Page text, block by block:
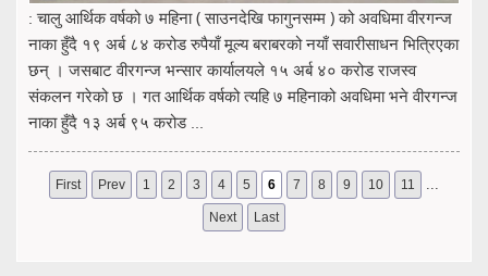
: चालु आर्थिक वर्षको ७ महिना ( साउनदेखि फागुनसम्म ) को अवधिमा वीरगन्ज
नाका हुँदै १९ अर्ब ८४ करोड रुपैयाँ मूल्य बराबरको नयाँ सवारीसाधन भित्रिएका
छन् । जसबाट वीरगन्ज भन्सार कार्यालयले १५ अर्ब ४० करोड राजस्व
संकलन गरेको छ । गत आर्थिक वर्षको त्यहि ७ महिनाको अवधिमा भने वीरगन्ज
नाका हुँदै १३ अर्ब ९५ करोड ...
First Prev 1 2 3 4 5 6 7 8 9 10 11 ...
Next Last